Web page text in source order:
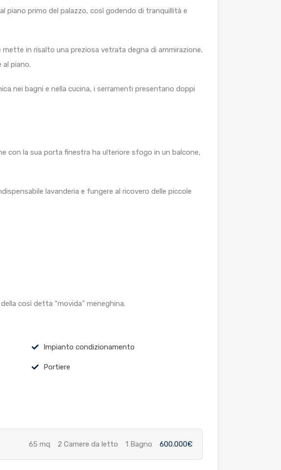
piano primo del palazzo, così godendo di tranquillità e
in risalto una preziosa vetrata degna di ammirazione.
al piano.
nei bagni e nella cucina, i serramenti presentano doppi
con la sua porta finestra ha ulteriore sfogo in un balcone,
lavanderia e fungere al ricovero delle piccole
così detta “movida” meneghina.
Impianto condizionamento
Portiere
65 mq 2 Camere da letto 1 Bagno 600.000€